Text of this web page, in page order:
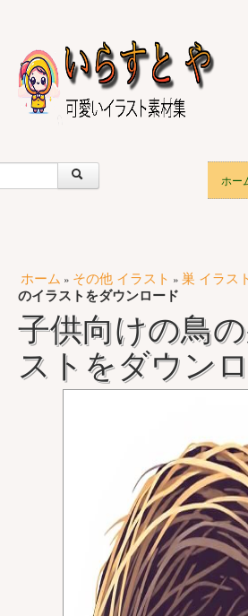
ホー
ホーム » その他 イラスト » 巣 イラス
のイラストをダウンロード
子供向けの鳥
ストをダウン